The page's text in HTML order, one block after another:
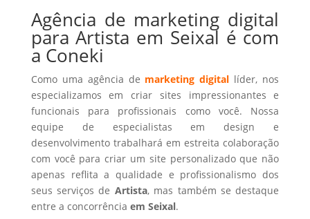
Agência de marketing digital
para Artista em Seixal é com
a Coneki
Como uma agência de marketing digital líder, nos
especializamos em criar sites impressionantes e
funcionais para profissionais como você. Nossa
equipe de especialistas em design e
desenvolvimento trabalhará em estreita colaboração
com você para criar um site personalizado que não
apenas reflita a qualidade e profissionalismo dos
seus serviços de Artista, mas também se destaque
entre a concorrência em Seixal.